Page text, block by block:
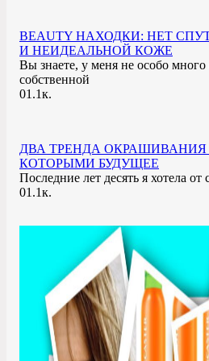
BEAUTY НАХОДКИ: НЕТ
И НЕИДЕАЛЬНОЙ КОЖЕ
Вы знаете, у меня не особо много
собственной
01.1к.
ДВА ТРЕНДА ОКРАШИВАНИЯ
КОТОРЫМИ БУДУЩЕЕ
Последние лет десять я хотела
01.1к.